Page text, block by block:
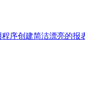
序创建简洁漂亮的